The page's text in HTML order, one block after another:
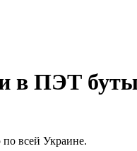
в ПЭТ
всей Украине.